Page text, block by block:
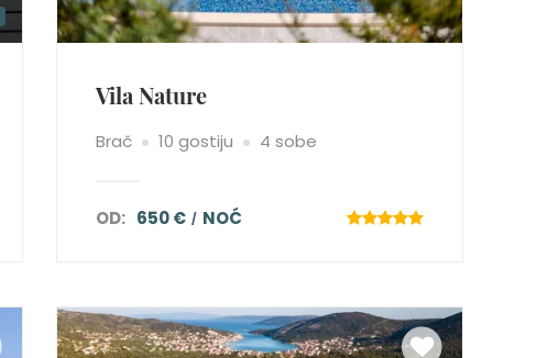
Vila Nature
Brač 10 gostiju 4 sobe
OD: 650 € NOĆ